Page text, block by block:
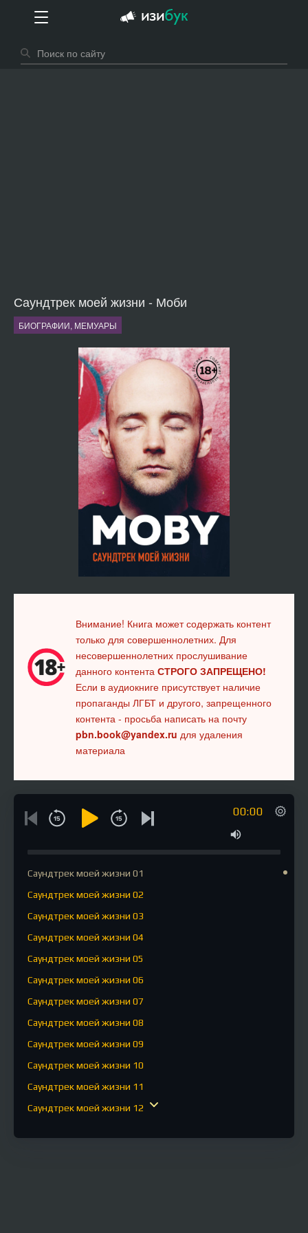
Саундтрек моей жизни - Моби
БИОГРАФИИ, МЕМУАРЫ
Внимание! Книга может содержать контент
только для совершеннолетних. Для
несовершеннолетних прослушивание
данного контента СТРОГО ЗАПРЕЩЕНО!
Если в аудиокниге присутствует наличие
пропаганды ЛГБТ и другого, запрещенного
контента - просьба написать на почту
pbn.book@yandex.ru для удаления
материала
00:00
Саундтрек моей жизни 01
Саундтрек моей жизни 02
Саундтрек моей жизни 03
Саундтрек моей жизни 04
Саундтрек моей жизни 05
Саундтрек моей жизни 06
Саундтрек моей жизни 07
Саундтрек моей жизни 08
Саундтрек моей жизни 09
Саундтрек моей жизни 10
Саундтрек моей жизни 11
Саундтрек моей жизни 12